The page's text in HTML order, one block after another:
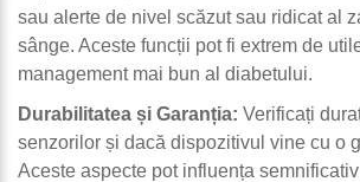
sau alerte de nivel scăzut sau ridicat al
sânge. Aceste funcții pot fi extrem de
management mai bun al diabetului.
Durabilitatea și Garanția: Verificați
senzorilor și dacă dispozitivul vine cu o
Aceste aspecte pot influența